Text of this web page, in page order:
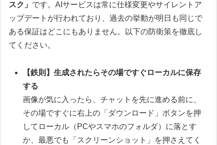
スク」 です。AIサービスは常に仕様変更やサイレントア
ップデートが行われており、過去の挙動が明日も同じで
ある保証はどこにもありません。以下の防衛策を徹底し
てください。
【鉄則】生成されたらその場ですぐローカルに保存
する
画像が気に入ったら、チャットを先に進める前に、
その場ですぐに右上の「ダウンロード」ボタンを押
してローカル（PCやスマホのフォルダ）に落とす
か、最悪でも「スクリーンショット」を押さえてく